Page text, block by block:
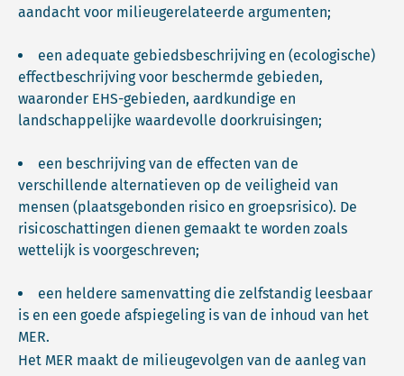
aandacht voor milieugerelateerde argumenten;
een adequate gebiedsbeschrijving en (ecologische)
effectbeschrijving voor beschermde gebieden,
waaronder EHS-gebieden, aardkundige en
landschappelijke waardevolle doorkruisingen;
een beschrijving van de effecten van de
verschillende alternatieven op de veiligheid van
mensen (plaatsgebonden risico en groepsrisico). De
risicoschattingen dienen gemaakt te worden zoals
wettelijk is voorgeschreven;
een heldere samenvatting die zelfstandig leesbaar
is en een goede afspiegeling is van de inhoud van het
MER.
Het MER maakt de milieugevolgen van de aanleg van